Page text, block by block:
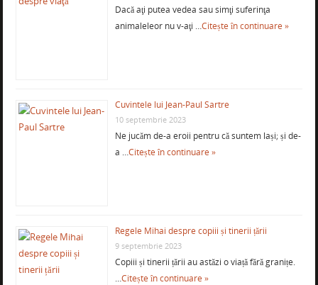
Dacă aţi putea vedea sau simţi suferinţa
animaleleor nu v-aţi …Citește în continuare »
Cuvintele lui Jean-Paul Sartre
10 septembrie 2023
Ne jucăm de-a eroii pentru că suntem lași; și de-
a …Citește în continuare »
Regele Mihai despre copiii și tinerii țării
9 septembrie 2023
Copiii și tinerii țării au astăzi o viață fără granițe.
…Citește în continuare »